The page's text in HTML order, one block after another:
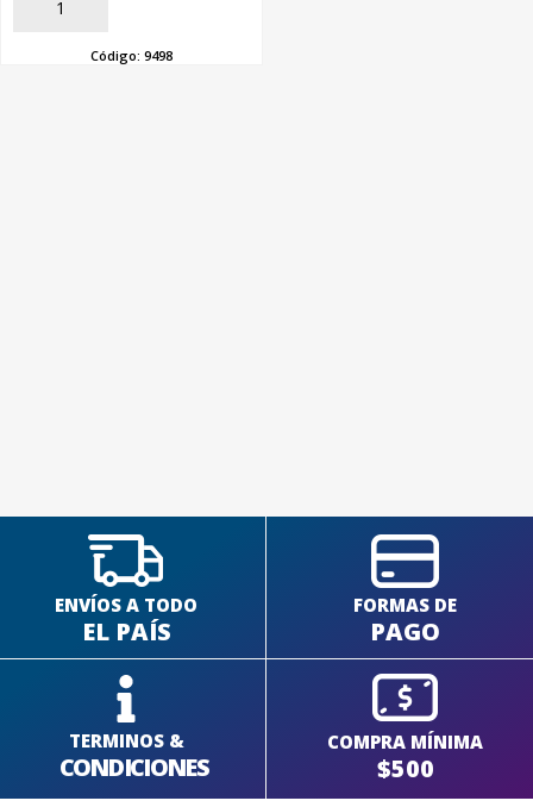
AÑADIR
Código: 9498
ENVÍOS A TODO
EL PAÍS
FORMAS DE
PAGO
TERMINOS &
CONDICIONES
COMPRA MÍNIMA
$500